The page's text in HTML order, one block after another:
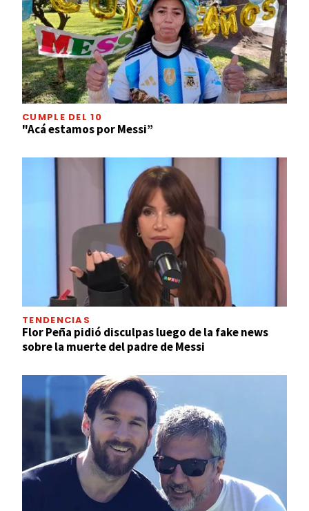
CUMPLE DEL 10
"Acá estamos por Messi”
TENDENCIAS
Flor Peña pidió disculpas luego de la fake news
sobre la muerte del padre de Messi